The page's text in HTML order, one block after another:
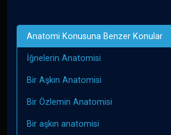
Anatomi Konusuna Benzer Konular
İğnelerin Anatomisi
Bir Aşkın Anatomisi
Bir Özlemin Anatomisi
Bir aşkın anatomisi